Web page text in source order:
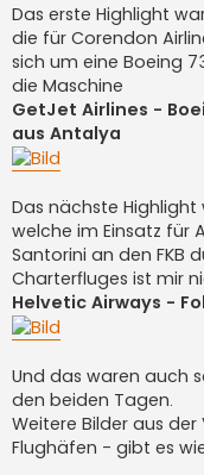
Das erste Highlight
die für Corendon
sich um eine Boeing
die Maschine
GetJet Airlines -
aus Antalya
Das nächste Highlight
welche im Einsatz für
Santorini an den FKB
Charterfluges ist mir
Helvetic Airways -
Und das waren auch
den beiden Tagen.
Weitere Bilder aus
Flughäfen - gibt es